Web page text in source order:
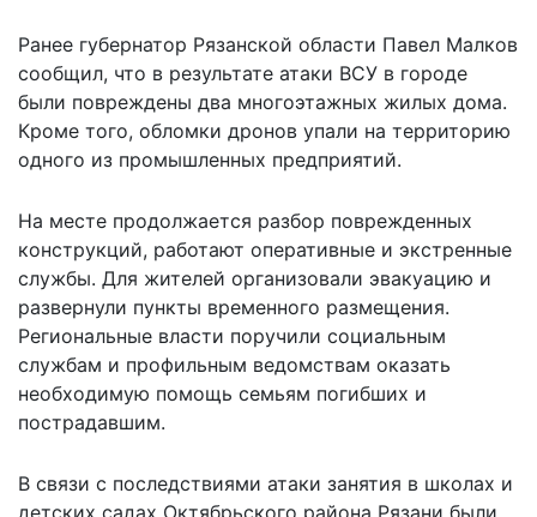
Ранее губернатор Рязанской области Павел Малков
сообщил, что в результате атаки ВСУ в городе
были повреждены два многоэтажных жилых дома.
Кроме того, обломки дронов упали на территорию
одного из промышленных предприятий.
На месте продолжается разбор поврежденных
конструкций, работают оперативные и экстренные
службы. Для жителей организовали эвакуацию и
развернули пункты временного размещения.
Региональные власти поручили социальным
службам и профильным ведомствам оказать
необходимую помощь семьям погибших и
пострадавшим.
В связи с последствиями атаки занятия в школах и
детских садах Октябрьского района Рязани были